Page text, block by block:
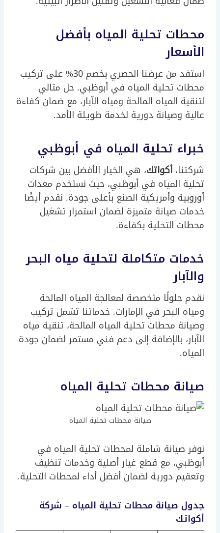
محطات تحلية المياه بأفضل
الأسعار
استفد من عرضنا الحصري بخصم 30% على تركيب
محطات تحلية المياه في أبوظبي. حل مثالي
لتنقية المياه المالحة ومياه الآبار، مع ضمان كفاءة
عالية وصيانة دورية لخدمة طويلة الأمد.
خبراء تحلية المياه في أبوظبي
شركتنا،أكواتك، هي الخيار الأفضل بين شركات
تحلية المياه في أبوظبي، حيث نستخدم معدات
أوروبية وأمريكية الصنع بأعلى جودة. نقدم أيضًا
خدمات صيانة متميزة لضمان استمرار تشغيل
محطات التحلية بكفاءة.
خدمات متكاملة لتحلية مياه البحر
والآبار
نقدم حلولًا متخصصة لمعالجة المياه المالحة
ومياه البحر في الإمارات. خدماتنا تشمل تركيب
وصيانة محطات تحلية المياه المالحة، تنقية مياه
الآبار، بالإضافة إلى دعم فني مستمر لضمان جودة
المياه.
صيانة محطات تحلية المياه
صيانة محطات تحلية المياه
نوفر صيانة شاملة لمحطات تحلية المياه في
أبوظبي، مع قطع غيار أصلية وخدمات تنظيف
وتعقيم دورية لضمان أفضل أداء لمحطات التحلية.
جدول صيانة محطات تحلية المياه – شركة
أكواتك